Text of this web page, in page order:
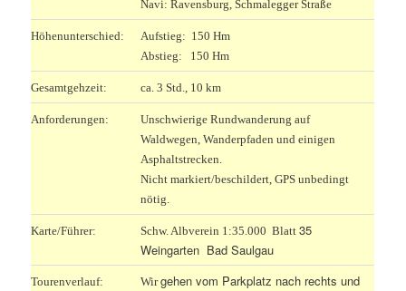
Navi: Ravensburg, Schmalegger Straße
Höhenunterschied:
Aufstieg: 150 Hm
Abstieg: 150 Hm
Gesamtgehzeit: ca. 3 Std., 10 km
Anforderungen:
Unschwierige Rundwanderung auf
Waldwegen, Wanderpfaden und einigen
Asphaltstrecken.
Nicht markiert/beschildert, GPS unbedingt
nötig.
Karte/Führer: Schw. Albverein 1:35.000 Blatt35
Weingarten Bad Saulgau
Tourenverlauf: Wirgehen vom Parkplatz nach rechts und